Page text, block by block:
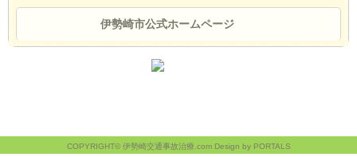
伊勢崎市公式ホームページ
COPYRIGHT© 伊勢崎交通事故治療.com Design by PORTALS